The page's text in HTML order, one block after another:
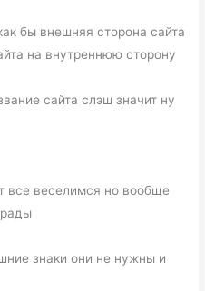
бы внешняя сторона сайта
на внутреннюю сторону
сайта слэш значит ну
все веселимся но вообще
знаки они не нужны и